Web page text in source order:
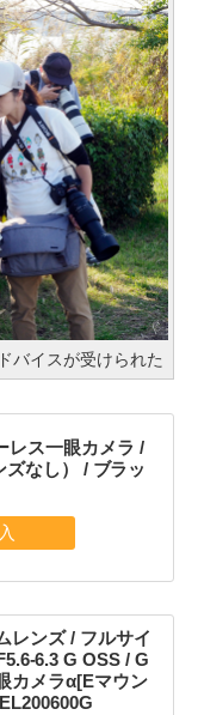
バイスが受けられた
レス一眼カメラ /
なし） / ブラッ
レンズ / フルサイ
6.3 G OSS / G
カメラα[Eマウン